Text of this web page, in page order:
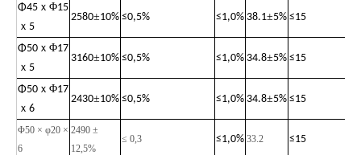
Φ45 ｘ Φ15
ｘ 5
2580±10% ≤0,5% ≤1,0% 38.1±5% ≤15
Φ50 ｘ Φ17
ｘ 5
3160±10% ≤0,5% ≤1,0% 34.8±5% ≤15
Φ50 ｘ Φ17
ｘ 6
2430±10% ≤0,5% ≤1,0% 34.8±5% ≤15
Φ50 × φ20 ×
6
2490 ±
12,5%
≤ 0,3 ≤1,0% 33.2 ≤15